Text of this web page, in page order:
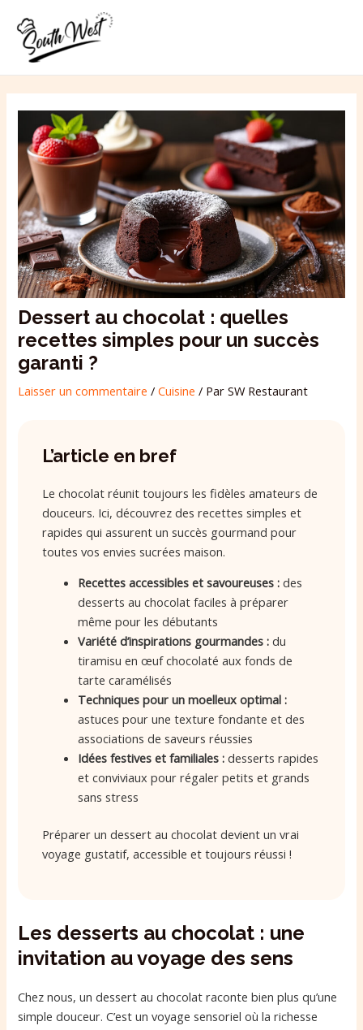
contenu
Dessert au chocolat : quelles
recettes simples pour un succès
garanti ?
Laisser un commentaire /Cuisine / ParSW Restaurant
L’article en bref
Le chocolat réunit toujours les fidèles amateurs de
douceurs. Ici, découvrez des recettes simples et
rapides qui assurent un succès gourmand pour
toutes vos envies sucrées maison.
Recettes accessibles et savoureuses : des
desserts au chocolat faciles à préparer
même pour les débutants
Variété d’inspirations gourmandes : du
tiramisu en œuf chocolaté aux fonds de
tarte caramélisés
Techniques pour un moelleux optimal :
astuces pour une texture fondante et des
associations de saveurs réussies
Idées festives et familiales : desserts rapides
et conviviaux pour régaler petits et grands
sans stress
Préparer un dessert au chocolat devient un vrai
voyage gustatif, accessible et toujours réussi !
Les desserts au chocolat : une
invitation au voyage des sens
Chez nous, un dessert au chocolat raconte bien plus qu’une
simple douceur. C’est un voyage sensoriel où la richesse